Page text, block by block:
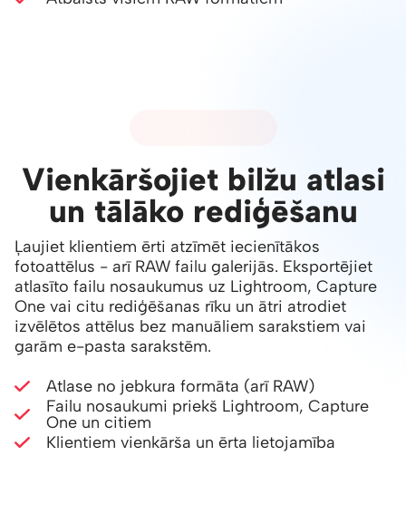
Vienkāršojiet bilžu atlasi
un tālāko rediģēšanu
Ļaujiet klientiem ērti atzīmēt iecienītākos
fotoattēlus - arī RAW failu galerijās. Eksportējiet
atlasīto failu nosaukumus uz Lightroom, Capture
One vai citu rediģēšanas rīku un ātri atrodiet
izvēlētos attēlus bez manuāliem sarakstiem vai
garām e-pasta sarakstēm.
Atlase no jebkura formāta (arī RAW)
Failu nosaukumi priekš Lightroom, Capture
One un citiem
Klientiem vienkārša un ērta lietojamība